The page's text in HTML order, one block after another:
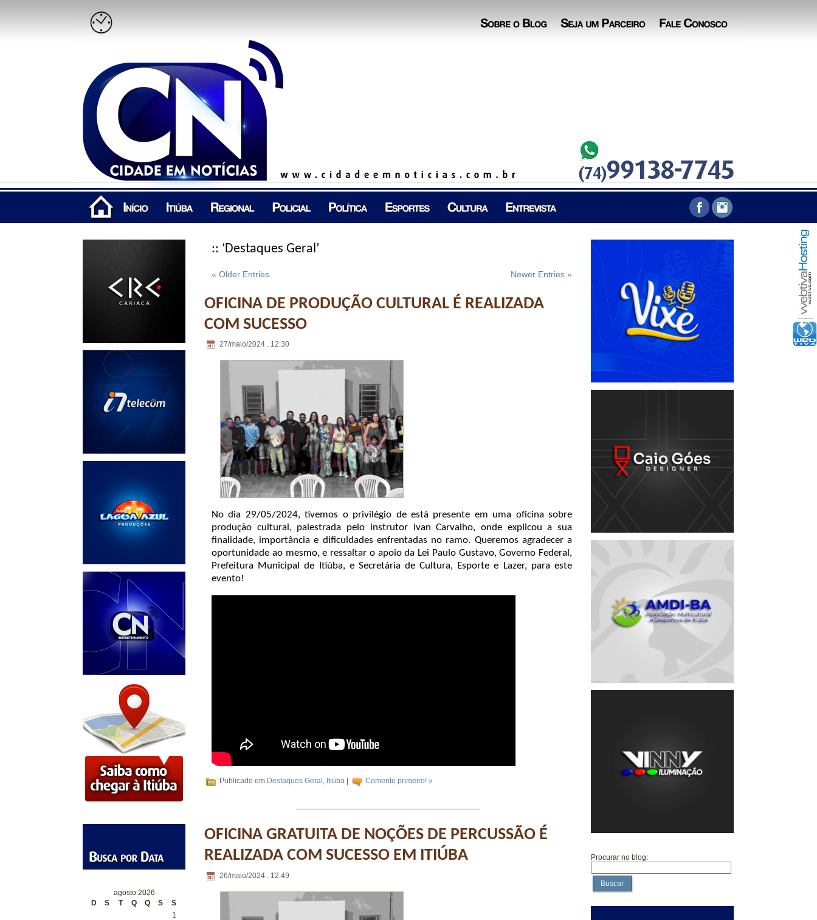
agosto 2026
D
S T Q Q S
S
1
:: ‘Destaques Geral’
« Older Entries Newer Entries »
OFICINA DE PRODUÇÃO CULTURAL É REALIZADA
COM SUCESSO
27/maio/2024 . 12:30
No dia 29/05/2024, tivemos o privilégio de está presente em uma oficina sobre
produção cultural, palestrada pelo instrutor Ivan Carvalho, onde explicou a sua
finalidade, importância e dificuldades enfrentadas no ramo. Queremos agradecer a
oportunidade ao mesmo, e ressaltar o apoio da Lei Paulo Gustavo, Governo Federal,
Prefeitura Municipal de Itiúba, e Secretária de Cultura, Esporte e Lazer, para este
evento!
Publicado em Destaques Geral , Itiúba Comente primeiro! »
OFICINA GRATUITA DE NOÇÕES DE PERCUSSÃO É
REALIZADA COM SUCESSO EM ITIÚBA
26/maio/2024 . 12:49
Procurar no blog:
Buscar